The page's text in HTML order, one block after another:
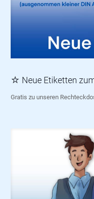
☆ Neue Etiketten
Gratis zu unseren